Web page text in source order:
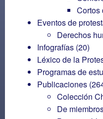
Cortos
Eventos de
Derechos
Infografías (20)
Léxico de la
Programas de
Publicaciones
Colección
De